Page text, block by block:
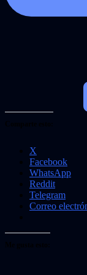
X
Facebook
WhatsApp
Reddit
Telegram
Correo